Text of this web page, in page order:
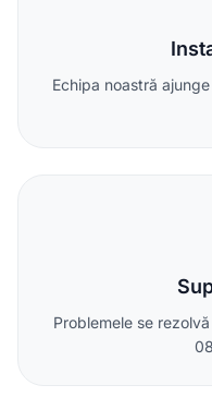
Echipa noastră
Problemele se